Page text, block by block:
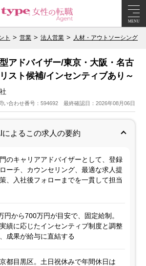
MENU
ト 営業 法人営業 人材・アウトソーシング
型アドバイザー/東京・大阪・名古
スト候補/インセンティブあり～
い合わせ番号：594692 最終確認日：2026年08月06日
によるこの求人の要約
のキャリアアドバイザーとして、登録
ーチ、カウンセリング、最適な求人提
、入社後フォローまでを一貫して担当
円から700万円が目安で、固定給制。
績に応じたインセンティブ制度と調整
成果が給与に直結する
都目黒区。土日祝休みで年間休日は